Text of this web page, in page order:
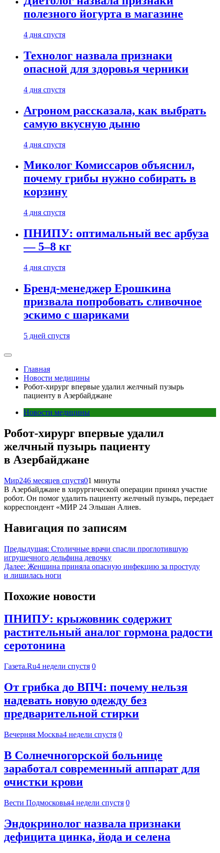
полезного йогурта в магазине
4 дня спустя
Технолог назвала признаки
опасной для здоровья черники
4 дня спустя
Агроном рассказала, как выбрать
самую вкусную дыню
4 дня спустя
Миколог Комиссаров объяснил,
почему грибы нужно собирать в
корзину
4 дня спустя
ПНИПУ: оптимальный вес арбуза
— 5–8 кг
4 дня спустя
Бренд-менеджер Ерошкина
призвала попробовать сливочное
эскимо с шариками
5 дней спустя
Главная
Новости медицины
Робот-хирург впервые удалил желчный пузырь
пациенту в Азербайджане
Новости медицины
Робот-хирург впервые удалил
желчный пузырь пациенту
в Азербайджане
Мир246 месяцев спустя01 минуты
В Азербайджане в хирургической операции принял участие
робот. Он помог удалить пациенту желчный пузырь, передает
корреспондент «МИР 24 Эльшан Алиев.
Навигация по записям
Предыдущая: Столичные врачи спасли проглотившую
игрушечного дельфина девочку
Далее: Женщина приняла опасную инфекцию за простуду
и лишилась ноги
Похожие новости
ПНИПУ: крыжовник содержит
растительный аналог гормона радости
серотонина
Газета.Ru4 недели спустя 0
От грибка до ВПЧ: почему нельзя
надевать новую одежду без
предварительной стирки
Вечерняя Москва4 недели спустя 0
В Солнечногорской больнице
заработал современный аппарат для
очистки крови
Вести Подмосковья4 недели спустя 0
Эндокринолог назвала признаки
дефицита цинка, йода и селена